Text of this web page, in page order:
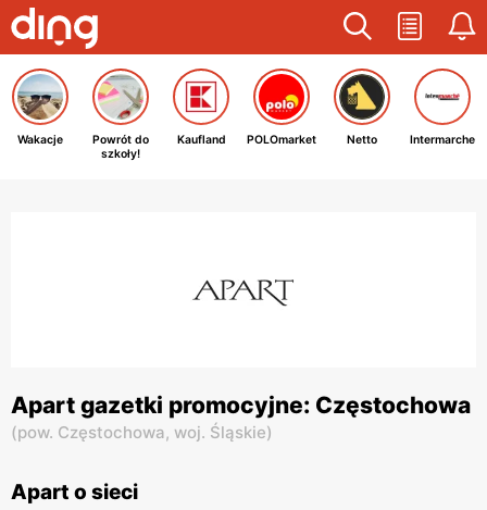
Wakacje
Powrót do
szkoły!
Kaufland POLOmarket Netto Intermarche
Apart gazetki promocyjne: Częstochowa
(pow. Częstochowa, woj. Śląskie)
Apart o sieci